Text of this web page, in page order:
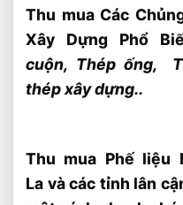
Thu mua Các
Xây Dựng Phổ
cuộn, Thép ống,
thép xây dựng..
Thu mua Phế liệu
La và các tỉnh lân